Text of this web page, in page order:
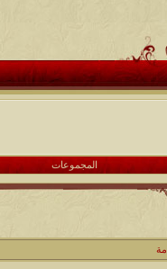
المجموعات
مشاركات المشاهدات